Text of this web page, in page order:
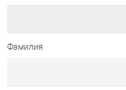
Фамилия